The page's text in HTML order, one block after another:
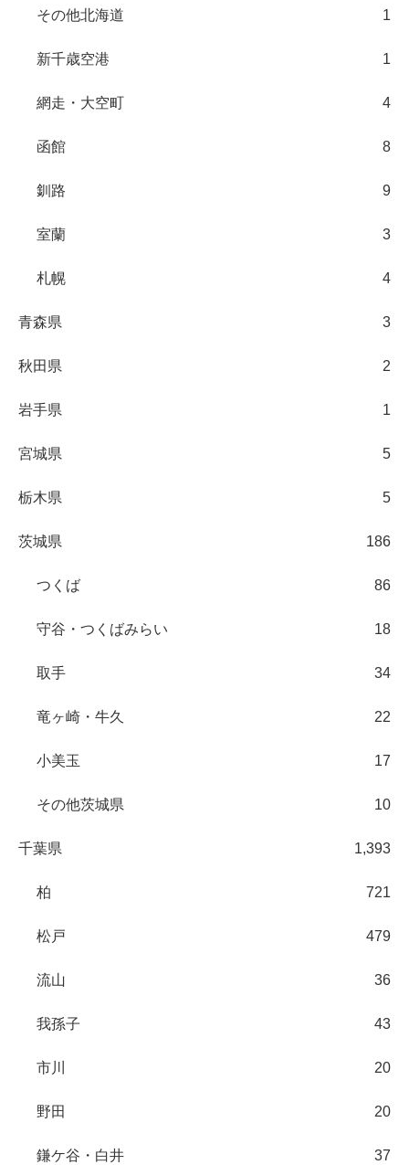
その他北海道 1
新千歳空港 1
網走・大空町 4
函館 8
釧路 9
室蘭 3
札幌 4
青森県 3
秋田県 2
岩手県 1
宮城県 5
栃木県 5
茨城県 186
つくば 86
守谷・つくばみらい 18
取手 34
竜ヶ崎・牛久 22
小美玉 17
その他茨城県 10
千葉県 1,393
柏 721
松戸 479
流山 36
我孫子 43
市川 20
野田 20
鎌ケ谷・白井 37